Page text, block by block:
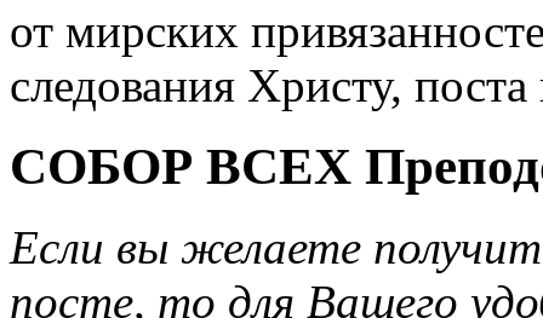
от мирских
следования Христу,
СОБОР ВСЕХ
Если вы желаете
посте, то для Вашего